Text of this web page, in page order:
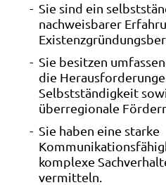
Sie sind ein
nachweisbarer
Sie besitzen
die
Selbstständigkeit
überregionale
Sie haben eine starke
komplexe
vermitteln.